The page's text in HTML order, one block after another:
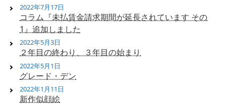
コラム『未払賃金請求期間が延長されています その
1』追加しました
2022年7月17日
２年目の終わり、３年目の始まり
2022年5月3日
グレード・デン
2022年5月1日
新作似顔絵
2022年1月11日